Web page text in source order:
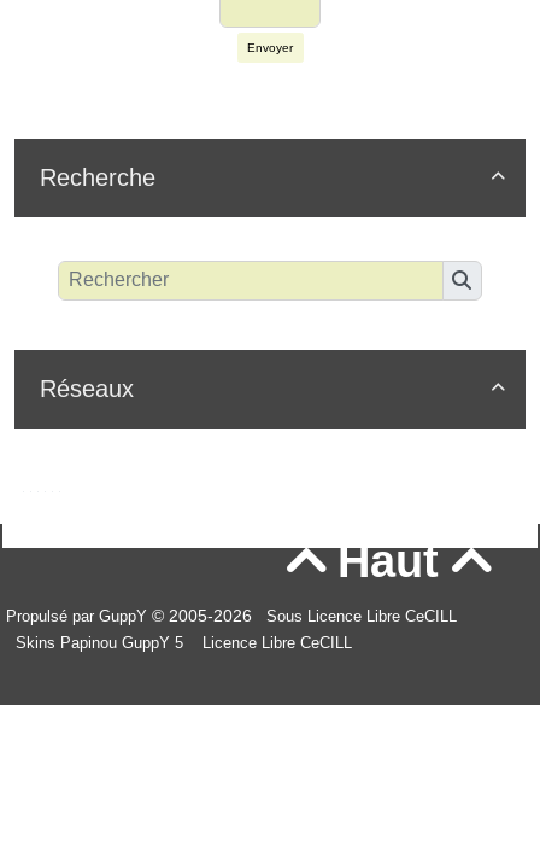
Envoyer

Recherche

Réseaux
Haut
Propulsé par GuppY © 2005-2026
Sous Licence Libre CeCILL
Skins Papinou GuppY 5
Licence Libre CeCILL